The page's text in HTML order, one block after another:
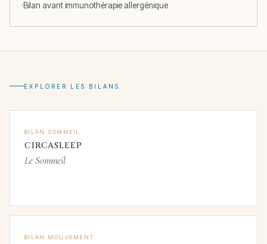
Bilan avant immunothérapie allergénique
EXPLORER LES BILANS
BILAN SOMMEIL
CIRCASLEEP
Le Sommeil
BILAN MOUVEMENT